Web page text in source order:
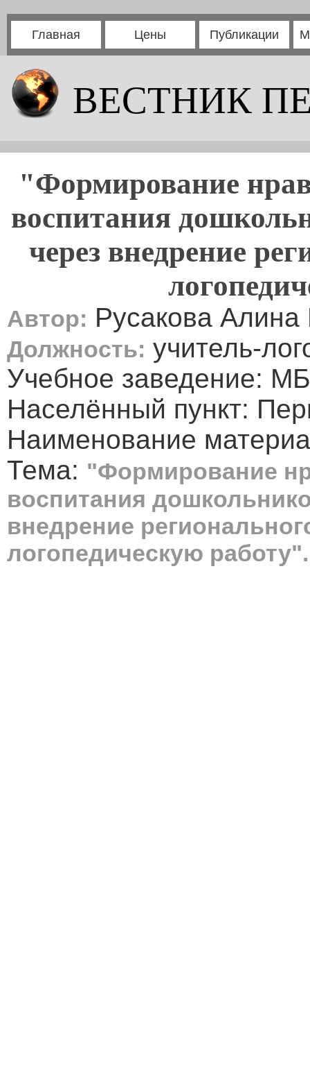
Главная Цены Публикации
ВЕСТНИК
"Формирование
воспитания
через внедрение
Автор: Русакова
Должность: учитель-
Учебное заведение:
Населённый пункт:
Наименование
Тема: "Формирование
воспитания
внедрение
логопедическую работу".